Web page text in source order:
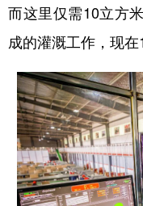
而这里仅需10立方
成的灌溉工作，现在